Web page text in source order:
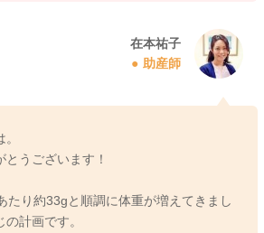
在本祐子
助産師
うございます！
たり約33gと順調に体重が増えてきまし
計画です。